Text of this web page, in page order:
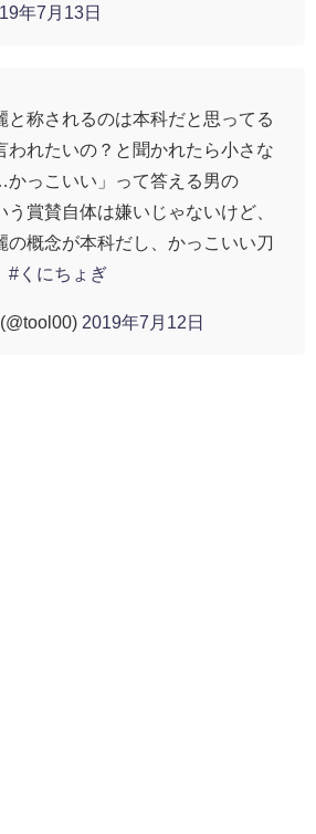
年7月13日
と称されるのは本科だと思ってる
われたいの？と聞かれたら小さな
っこいい」って答える男の
賞賛自体は嫌いじゃないけど、
の概念が本科だし、かっこいい刀
#くにちょぎ
2019年7月12日